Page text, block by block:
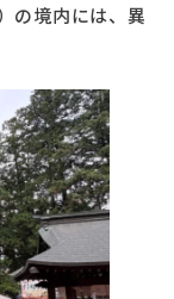
の境内には、異